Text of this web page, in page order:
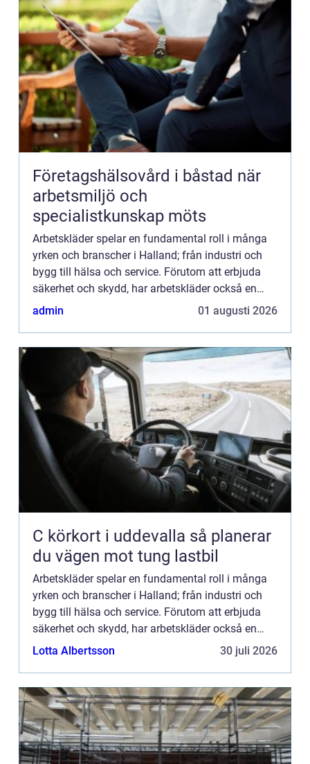
Företagshälsovård i båstad när
arbetsmiljö och
specialistkunskap möts
Arbetskläder spelar en fundamental roll i många
yrken och branscher i Halland; från industri och
bygg till hälsa och service. Förutom att erbjuda
säkerhet och skydd, har arbetskläder också en
viktig funktion...
admin 01 augusti 2026
C körkort i uddevalla så planerar
du vägen mot tung lastbil
Arbetskläder spelar en fundamental roll i många
yrken och branscher i Halland; från industri och
bygg till hälsa och service. Förutom att erbjuda
säkerhet och skydd, har arbetskläder också en
viktig funktion...
Lotta Albertsson 30 juli 2026